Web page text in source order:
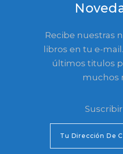
Recibe nuestras
libros en tu e-
últimos titulos
muchos